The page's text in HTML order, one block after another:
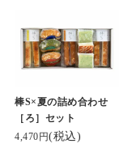
棒S×夏の詰め合わせ
［ろ］セット
4,470円(税込)